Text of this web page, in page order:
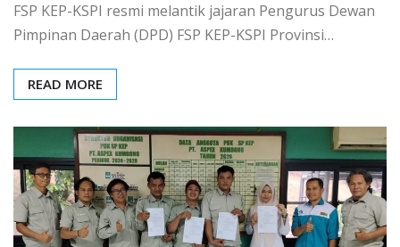
FSP KEP-KSPI resmi melantik jajaran Pengurus Dewan
Pimpinan Daerah (DPD) FSP KEP-KSPI Provinsi…
READ MORE